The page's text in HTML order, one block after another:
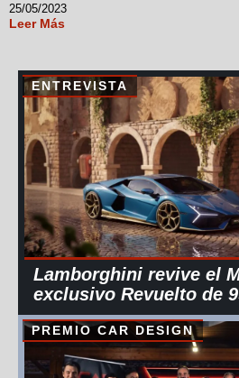
25/05/2023
Leer Más
ENTREVISTA
Lamborghini revive el
exclusivo Revuelto de
PREMIO CAR DESIGN